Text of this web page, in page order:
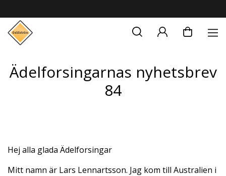
Ädelforsingarnas nyhetsbrev
84
Hej alla glada Ädelforsingar
Mitt namn är Lars Lennartsson. Jag kom till Australien i